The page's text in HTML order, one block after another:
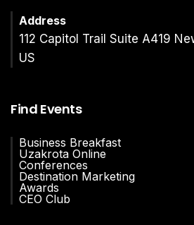
Address
112 Capitol Trail Suite A419
US
Find Events
Business Breakfast
Uzakrota Online
Conferences
Destination Marketing
Awards
CEO Club